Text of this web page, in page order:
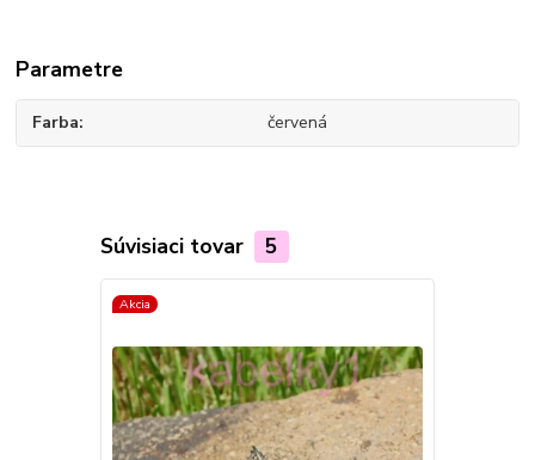
Parametre
Farba červená
Súvisiaci tovar 5
Akcia